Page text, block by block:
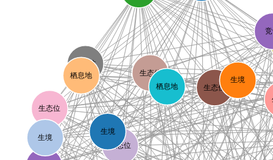
生态位
生态位
生态位
生态位
生态位
栖息地
生境
生境
生境
栖息地